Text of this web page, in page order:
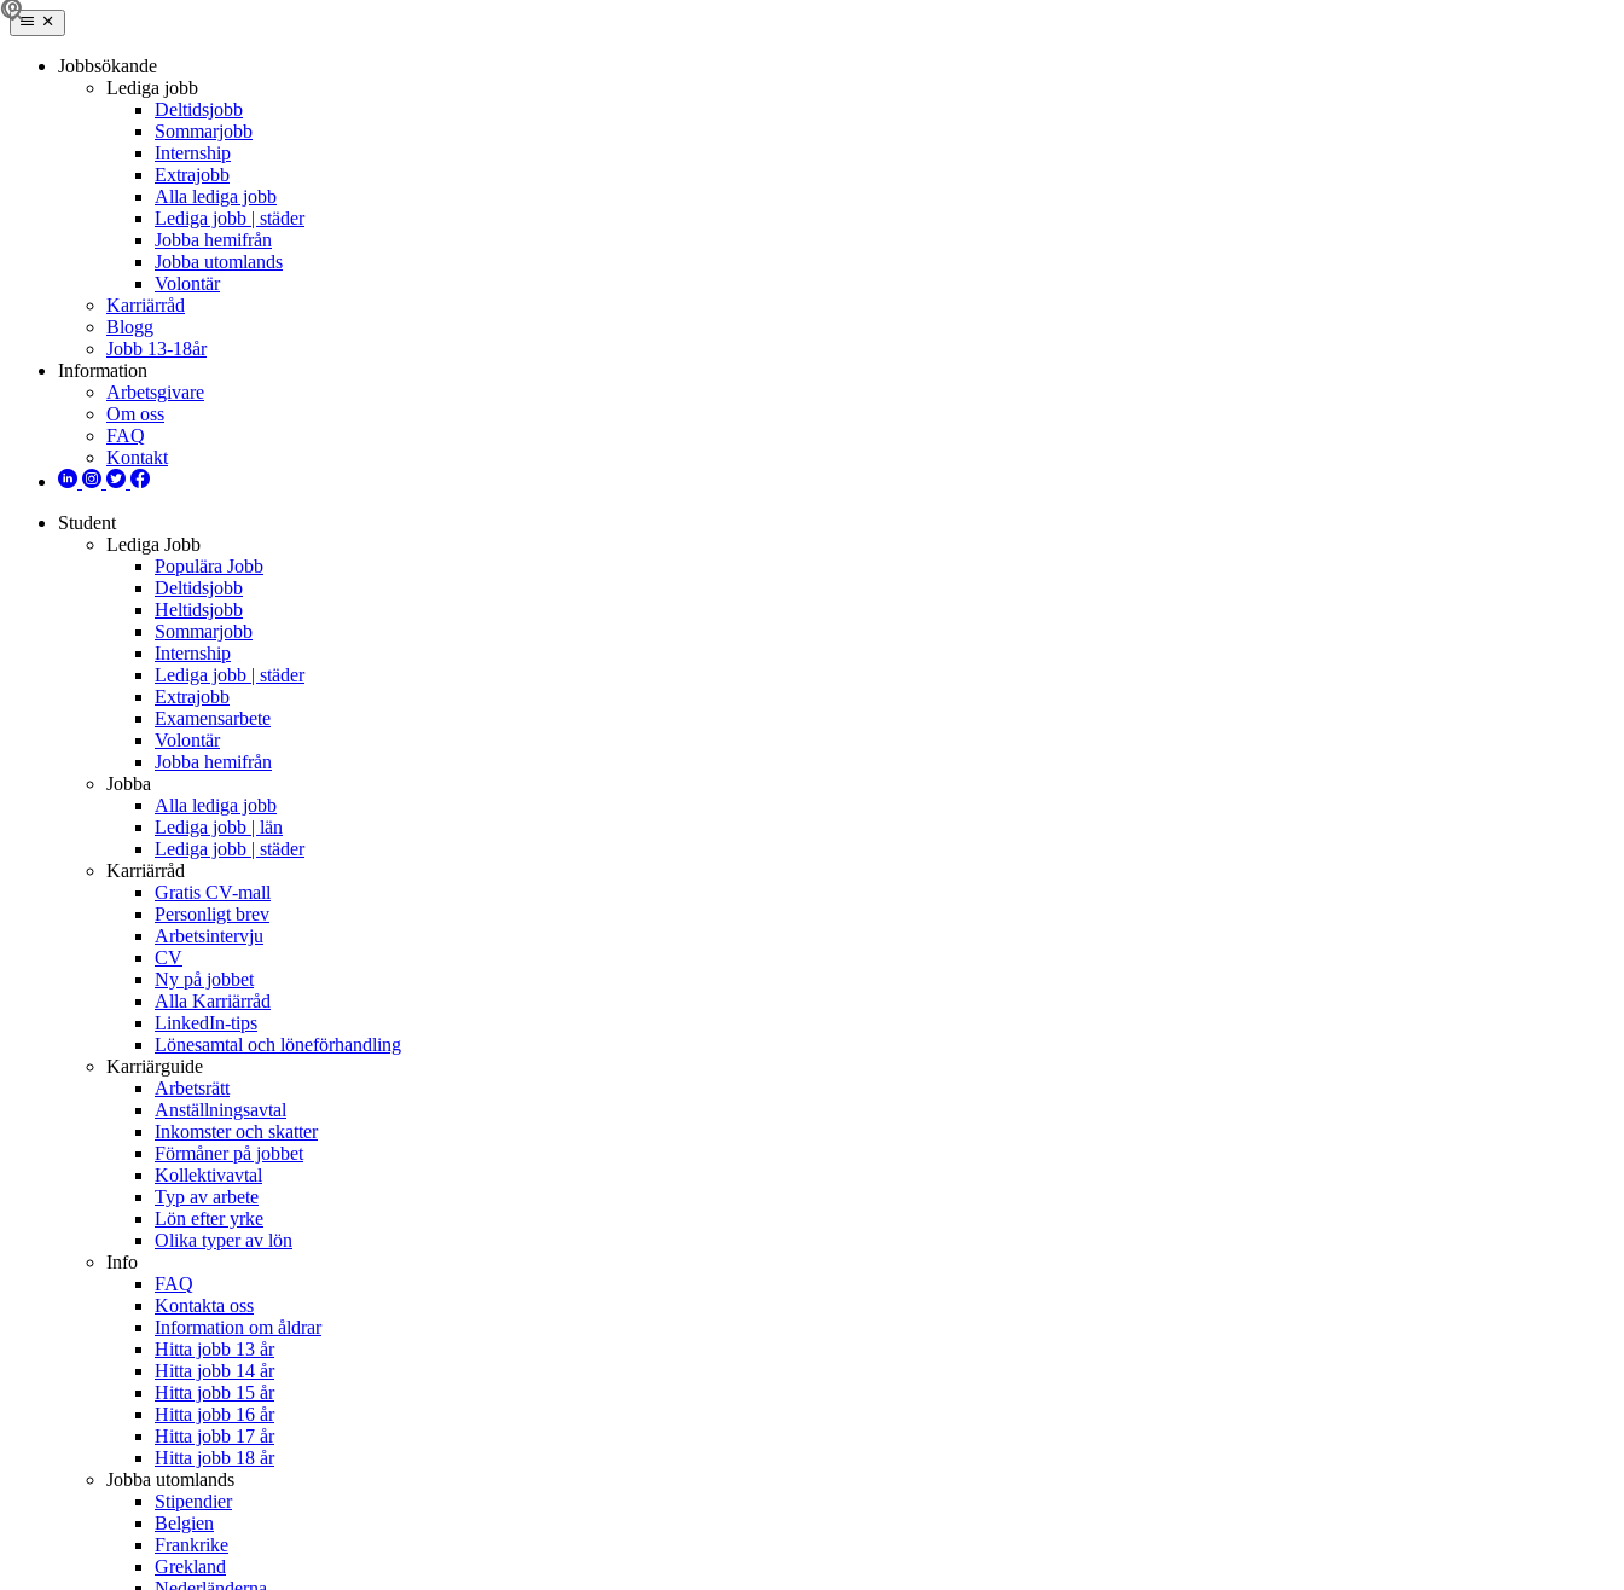
Jobbsökande
Lediga jobb
Deltidsjobb
Sommarjobb
Internship
Extrajobb
Alla lediga jobb
Lediga jobb | städer
Jobba hemifrån
Jobba utomlands
Volontär
Karriärråd
Blogg
Jobb 13-18år
Information
Arbetsgivare
Om oss
FAQ
Kontakt
Student
Lediga Jobb
Populära Jobb
Deltidsjobb
Heltidsjobb
Sommarjobb
Internship
Lediga jobb | städer
Extrajobb
Examensarbete
Volontär
Jobba hemifrån
Jobba
Alla lediga jobb
Lediga jobb | län
Lediga jobb | städer
Karriärråd
Gratis CV-mall
Personligt brev
Arbetsintervju
CV
Ny på jobbet
Alla Karriärråd
LinkedIn-tips
Lönesamtal och löneförhandling
Karriärguide
Arbetsrätt
Anställningsavtal
Inkomster och skatter
Förmåner på jobbet
Kollektivavtal
Typ av arbete
Lön efter yrke
Olika typer av lön
Info
FAQ
Kontakta oss
Information om åldrar
Hitta jobb 13 år
Hitta jobb 14 år
Hitta jobb 15 år
Hitta jobb 16 år
Hitta jobb 17 år
Hitta jobb 18 år
Jobba utomlands
Stipendier
Belgien
Frankrike
Grekland